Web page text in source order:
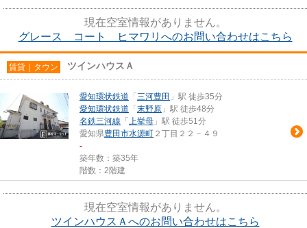
現在空室情報がありません。
グレース コート ヒマワリへのお問い合わせはこちら
賃貸｜タウン ツインハウスＡ
愛知環状鉄道 「 三河豊田 」駅 徒歩35分
愛知環状鉄道 「 末野原 」駅 徒歩48分
名鉄三河線 「 上挙母 」駅 徒歩51分
愛知県豊田市水源町 ２丁目２２－４９
-
築年数：築35年
階数：2階建
現在空室情報がありません。
ツインハウスＡへのお問い合わせはこちら